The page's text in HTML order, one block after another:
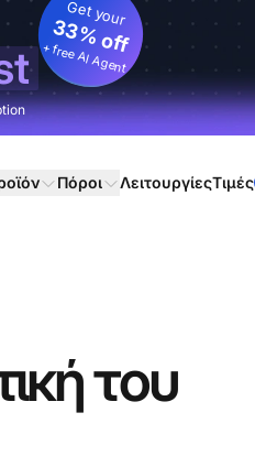
Get your
33% off
+ free AI Agent
Πόροι ΛειτουργίεςΤιμές
του